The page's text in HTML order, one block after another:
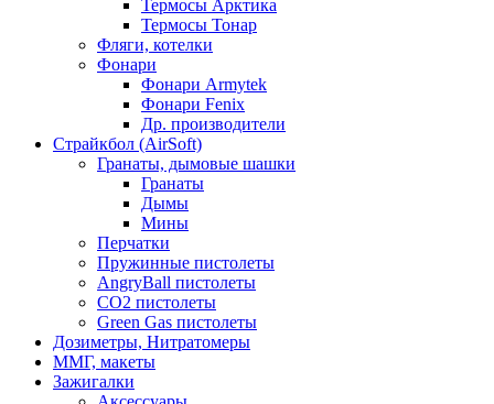
Термосы Арктика
Термосы Тонар
Фляги, котелки
Фонари
Фонари Armytek
Фонари Fenix
Др. производители
Страйкбол (AirSoft)
Гранаты, дымовые шашки
Гранаты
Дымы
Мины
Перчатки
Пружинные пистолеты
AngryBall пистолеты
CO2 пистолеты
Green Gas пистолеты
Дозиметры, Нитратомеры
ММГ, макеты
Зажигалки